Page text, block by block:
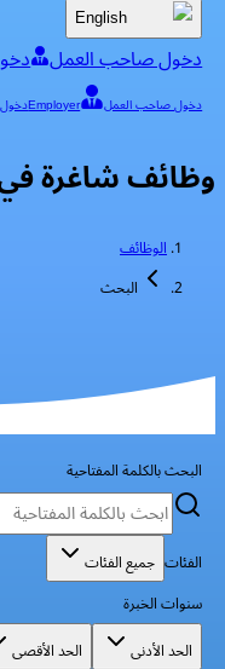
English
دخول صاحب العمل
دخول صاحب العمل Employer
وظائف شاغرة
الوظائف
البحث
البحث بالكلمة المفتاحية
الفئات جميع الفئات
سنوات الخبرة
الحد الأدنى
الحد الأقصى